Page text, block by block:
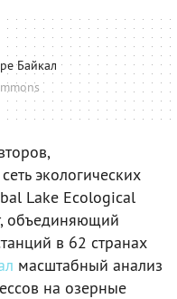
Байкал
экологических
Lake Ecological
объединяющий
в 62 странах
масштабный анализ
на озерные